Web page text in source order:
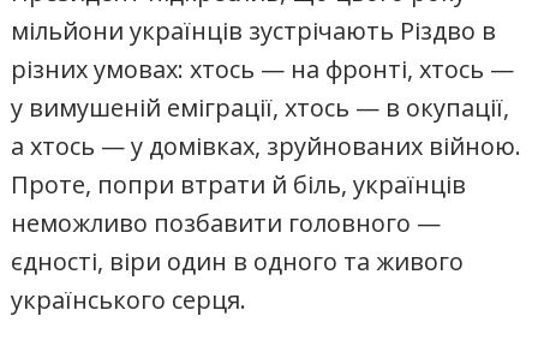
мільйони українців зустрічають Різдво в
різних умовах: хтось — на фронті, хтось —
у вимушеній еміграції, хтось — в окупації,
а хтось — у домівках, зруйнованих війною.
Проте, попри втрати й біль, українців
неможливо позбавити головного —
єдності, віри один в одного та живого
українського серця.